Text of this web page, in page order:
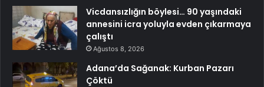
Vicdansızlığın böylesi… 90 yaşındaki
annesini icra yoluyla evden çıkarmaya
çalıştı
Ağustos 8, 2026
Adana’da Sağanak: Kurban Pazarı
Çöktü